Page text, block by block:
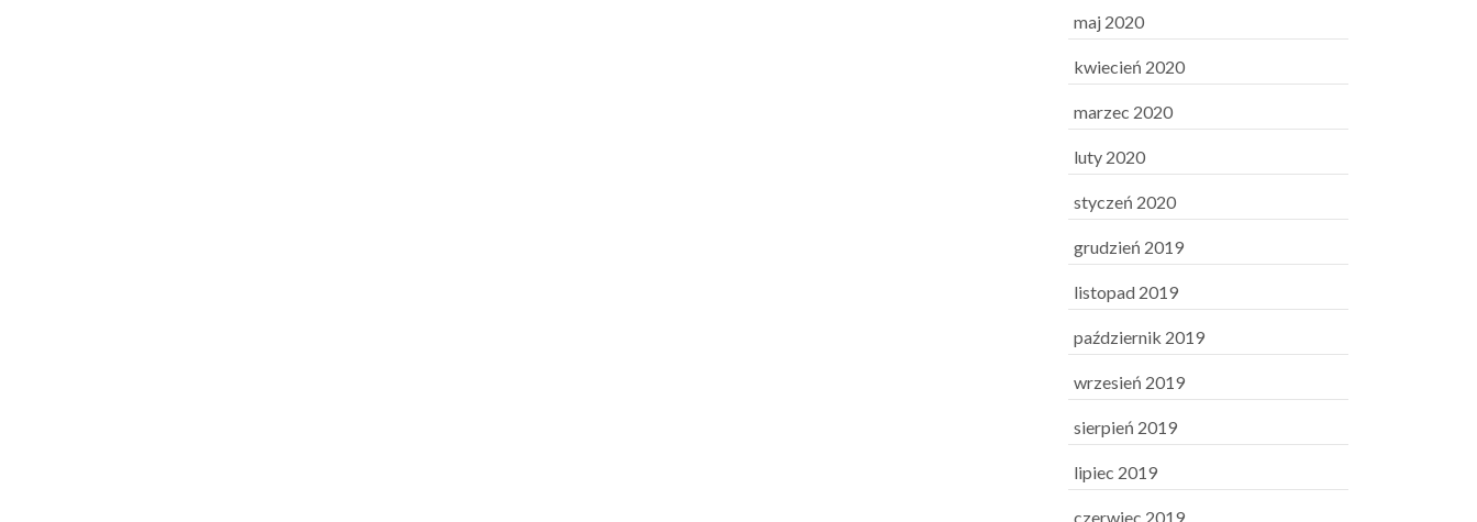
maj 2020
kwiecień 2020
marzec 2020
luty 2020
styczeń 2020
grudzień 2019
listopad 2019
październik 2019
wrzesień 2019
sierpień 2019
lipiec 2019
czerwiec 2019